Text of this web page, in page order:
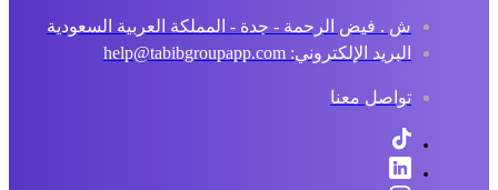
ش . فيض الرحمة - جدة - المملكة العربية السعودية
البريد الإلكتروني: help@tabibgroupapp.com
تواصل معنا